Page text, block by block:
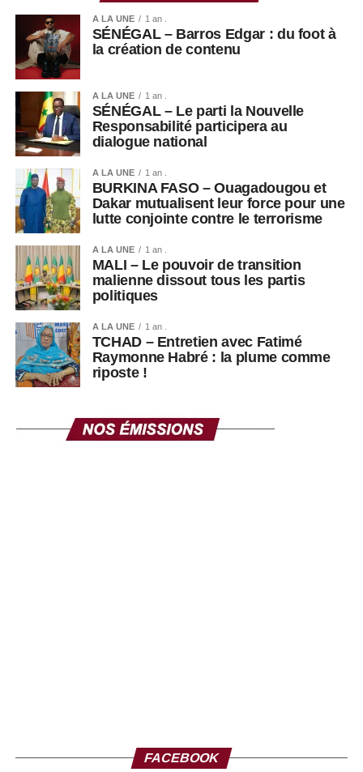
Un levier économique et touristique
S’étendant sur une superficie de 105 000 m², la Tour
Mohammed VI a déjà généré 450 emplois directs et près
de 3 500 emplois indirects. Au-delà de sa dimension
architecturale, les autorités marocaines misent sur cette
infrastructure pour renforcer l’attractivité touristique du
pays et positionner davantage la région de Rabat-Salé
comme un pôle économique moderne et innovant.
A LA UNE 1 an .
SÉNÉGAL – Barros Edgar : du foot à
la création de contenu
A LA UNE 1 an .
SÉNÉGAL – Le parti la Nouvelle
Responsabilité participera au
dialogue national
A LA UNE 1 an .
BURKINA FASO – Ouagadougou et
Dakar mutualisent leur force pour une
lutte conjointe contre le terrorisme
A LA UNE 1 an .
MALI – Le pouvoir de transition
malienne dissout tous les partis
politiques
A LA UNE 1 an .
TCHAD – Entretien avec Fatimé
Raymonne Habré : la plume comme
riposte !
FACEBOOK